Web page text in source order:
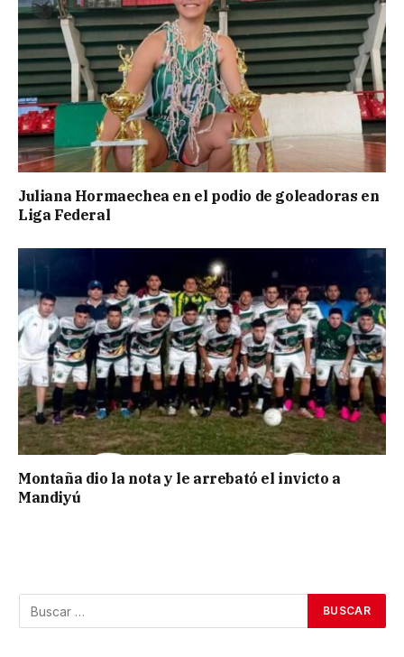
Juliana Hormaechea en el podio de goleadoras en
Liga Federal
Montaña dio la nota y le arrebató el invicto a
Mandiyú